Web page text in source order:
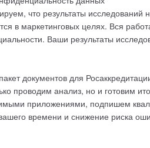
что результаты исследований
в маркетинговых целях. Вся
Ваши результаты
документов для
проводим анализ, но и готовим
приложениями, подпишем
времени и снижение риска